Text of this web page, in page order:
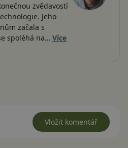
zvědavostí
Jeho
začala s
spoléhá na… Více
Vložit komentář